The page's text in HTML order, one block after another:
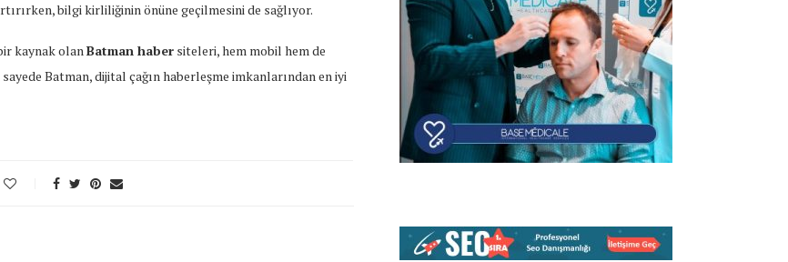
bilgi kirliliğinin önüne geçilmesini de sağlıyor.
kaynak olanBatman haber siteleri, hem mobil hem de
Batman, dijital çağın haberleşme imkanlarından en iyi